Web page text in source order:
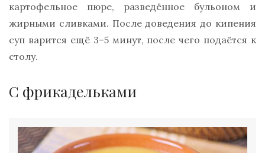
картофельное пюре, разведённое бульоном и
жирными сливками. После доведения до кипения
суп варится ещё 3–5 минут, после чего подаётся к
столу.
С фрикадельками